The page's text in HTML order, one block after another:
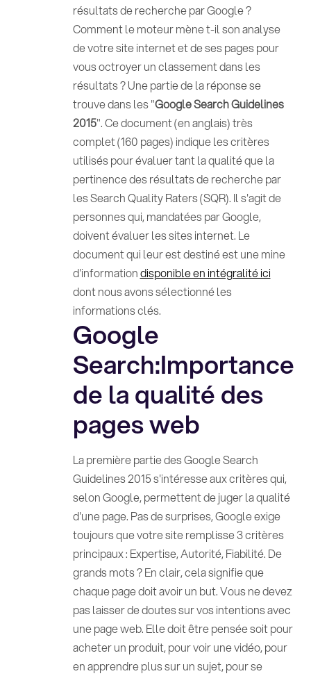
résultats de recherche par Google ?
Comment le moteur mène t-il son analyse
de votre site internet et de ses pages pour
vous octroyer un classement dans les
résultats ? Une partie de la réponse se
trouve dans les "Google Search Guidelines
2015". Ce document (en anglais) très
complet (160 pages) indique les critères
utilisés pour évaluer tant la qualité que la
pertinence des résultats de recherche par
les Search Quality Raters (SQR). Il s'agit de
personnes qui, mandatées par Google,
doivent évaluer les sites internet. Le
document qui leur est destiné est une mine
d'informationdisponible en intégralité ici
dont nous avons sélectionné les
informations clés.
Google
Search:Importance
de la qualité des
pages web
La première partie des Google Search
Guidelines 2015 s'intéresse aux critères qui,
selon Google, permettent de juger la qualité
d'une page. Pas de surprises, Google exige
toujours que votre site remplisse 3 critères
principaux : Expertise, Autorité, Fiabilité. De
grands mots ? En clair, cela signifie que
chaque page doit avoir un but. Vous ne devez
pas laisser de doutes sur vos intentions avec
une page web. Elle doit être pensée soit pour
acheter un produit, pour voir une vidéo, pour
en apprendre plus sur un sujet, pour se